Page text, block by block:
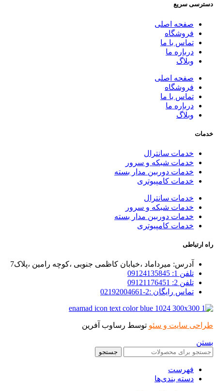
دسترسی سریع
صفحه اصلی
فروشگاه
تماس با ما
درباره ما
وبلاگ
صفحه اصلی
فروشگاه
تماس با ما
درباره ما
وبلاگ
خدمات
خدمات سانترال
خدمات شبکه و سرور
خدمات دوربین مدار بسته
خدمات کامپیوتری
خدمات سانترال
خدمات شبکه و سرور
خدمات دوربین مدار بسته
خدمات کامپیوتری
راه ارتباطی
آدرس: میرداماد ،خیابان کاظمی جنوبی ،کوچه رامین ،پلاک7
تلفن 1: 09124135845
تلفن 2: 09121176451
تماس رایگان :2-02192004661
طراحی سایت و سئو توسط رساوب آفرین
بستن
جستجو
فهرست
دسته بندی‌ها